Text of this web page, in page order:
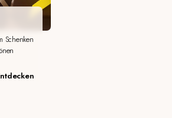
Schenken